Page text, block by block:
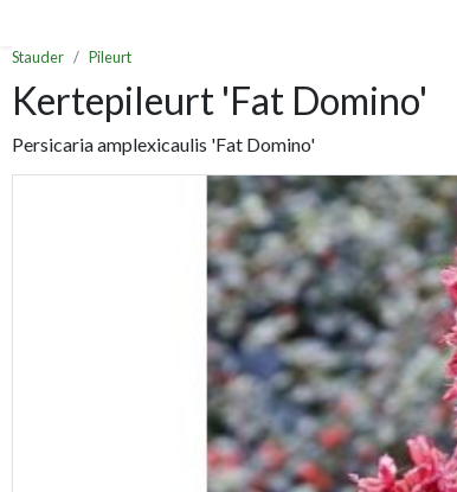
Stauder Pileurt
Kertepileurt 'Fat Domino'
Persicaria amplexicaulis 'Fat Domino'